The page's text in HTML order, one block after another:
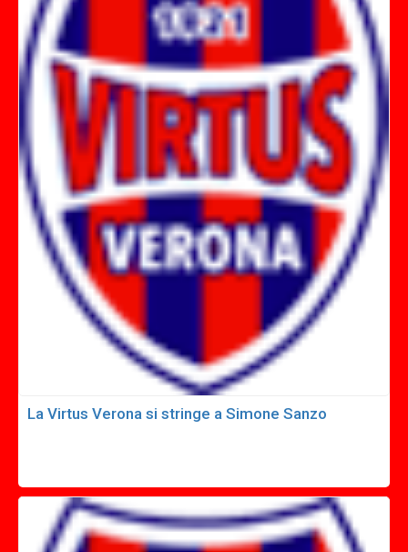
La Virtus Verona si stringe a Simone Sanzo